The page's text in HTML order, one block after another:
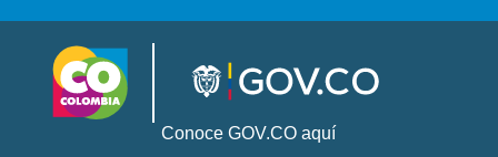
Conoce GOV.CO aquí